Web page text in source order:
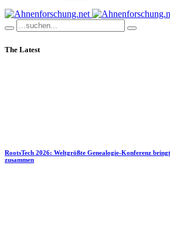
The Latest
RootsTech 2026: Weltgrößte Genealogie-Konferenz
zusammen